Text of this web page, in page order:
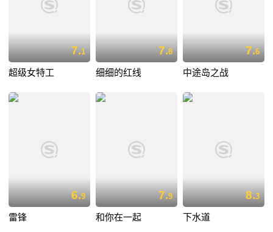
7.1
超级女特工
7.8
细细的红线
7.6
中途岛之战
6.9
雷锋
7.9
和你在一起
8.3
下水道